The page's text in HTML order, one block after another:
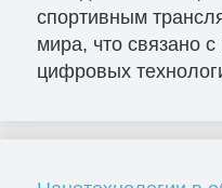
спортивным
мира, что связано
цифровых